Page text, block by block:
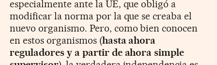
especialmente ante la UE, que obligó a
modificar la norma por la que se creaba el
nuevo organismo. Pero, como bien conocen
en estos organismos (hasta ahora
reguladores y a partir de ahora simple